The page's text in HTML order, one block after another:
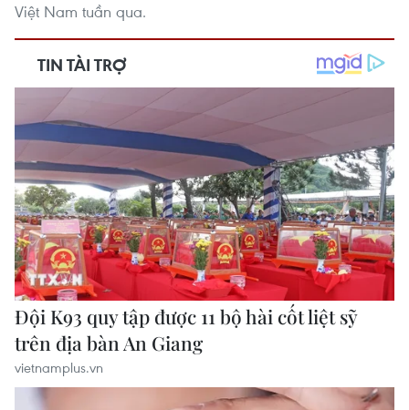
Việt Nam tuần qua.